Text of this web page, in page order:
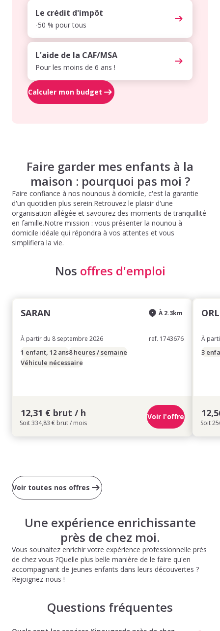
Le crédit d'impôt
-50 % pour tous
L'aide de la CAF/MSA
Pour les moins de 6 ans !
Calculer mon budget
Faire garder mes enfants à la
maison : pourquoi pas moi ?
Faire confiance à nos nounous à domicile, c'est la garantie
d'un quotidien plus serein.Retrouvez le plaisir d'une
organisation allégée et savourez des moments de tranquillité
en famille.Notre mission : vous présenter la nounou à
domicile idéale qui répondra à vos attentes et vous
simplifiera la vie.
Nos offres d'emploi
SARAN
À partir du 8 septembre 2026
À 2.3km
ref. 1743676
1 enfant, 12 ans8 heures / semaine
Véhicule nécessaire
12,31 € brut / h
Soit 334,83 € brut / mois
Voir l'offre
À
3
Soit
Voir toutes nos offres
Une expérience enrichissante
près de chez moi.
Vous souhaitez enrichir votre expérience professionnelle près
de chez vous ?Quelle plus belle manière de le faire qu'en
accompagnant de jeunes enfants dans leurs découvertes ?
Rejoignez-nous !
Questions fréquentes